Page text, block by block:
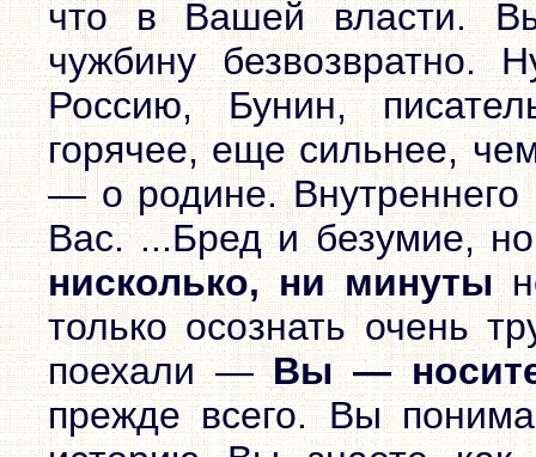
что в Вашей власти.
чужбину
Россию, Бунин,
горячее, еще сильнее,
— о родине.
Вас. ...Бред и безумие,
нисколько, ни минуты
только осознать очень
поехали —Вы —
прежде всего. Вы